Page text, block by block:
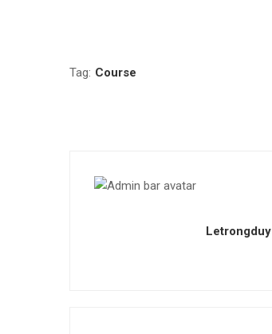
Tag: Course
Letrongduy